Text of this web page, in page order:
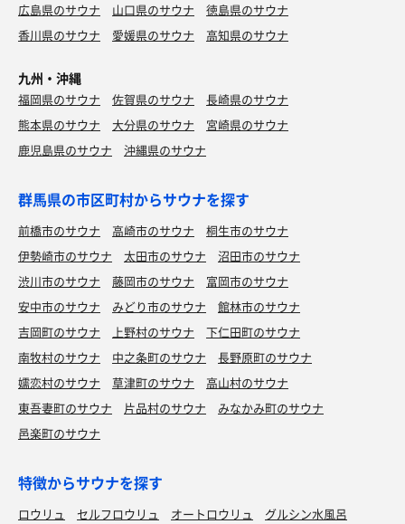
広島県のサウナ
山口県のサウナ
徳島県のサウナ
香川県のサウナ
愛媛県のサウナ 高知県のサウナ
九州・沖縄
福岡県のサウナ 佐賀県のサウナ
長崎県のサウナ
熊本県のサウナ
大分県のサウナ
宮崎県のサウナ
鹿児島県のサウナ
沖縄県のサウナ
群馬県の市区町村からサウナを探す
前橋市のサウナ 高崎市のサウナ
桐生市のサウナ
伊勢崎市のサウナ
太田市のサウナ
沼田市のサウナ
渋川市のサウナ
藤岡市のサウナ
富岡市のサウナ
安中市のサウナ
みどり市のサウナ
館林市のサウナ
吉岡町のサウナ
上野村のサウナ
下仁田町のサウナ
南牧村のサウナ
中之条町のサウナ
長野原町のサウナ
嬬恋村のサウナ
草津町のサウナ
高山村のサウナ
東吾妻町のサウナ
片品村のサウナ
みなかみ町のサウナ
邑楽町のサウナ
特徴からサウナを探す
ロウリュ セルフロウリュ オートロウリュ
グルシン水風呂